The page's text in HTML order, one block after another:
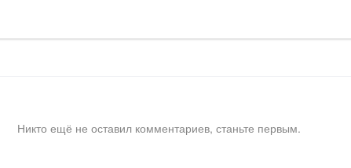
Никто ещё не оставил комментариев, станьте первым.